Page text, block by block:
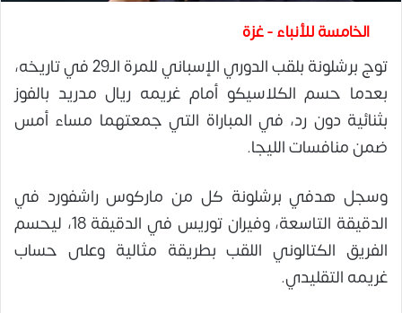
الخامسة للأنباء - غزة
توج برشلونة بلقب الدوري الإسباني للمرة الـ29 في تاريخه،
بعدما حسم الكلاسيكو أمام غريمه ريال مدريد بالفوز
بثنائية دون رد، في المباراة التي جمعتهما مساء أمس
ضمن منافسات الليجا.
وسجل هدفي برشلونة كل من ماركوس راشفورد في
الدقيقة التاسعة، وفيران توريس في الدقيقة 18، ليحسم
الفريق الكتالوني اللقب بطريقة مثالية وعلى حساب
غريمه التقليدي.